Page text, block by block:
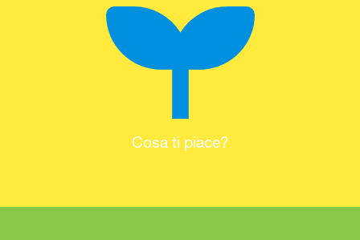
Cosa ti piace?